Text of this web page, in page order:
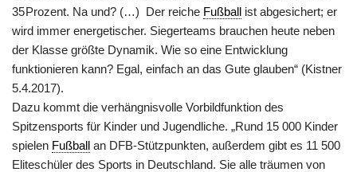
35 Prozent. Na und? (…) Der reiche Fußball ist abgesichert; er
wird immer energetischer. Siegerteams brauchen heute neben
der Klasse größte Dynamik. Wie so eine Entwicklung
funktionieren kann? Egal, einfach an das Gute glauben“ (Kistner
5.4.2017).
Dazu kommt die verhängnisvolle Vorbildfunktion des
Spitzensports für Kinder und Jugendliche. „Rund 15 000 Kinder
spielen Fußball an DFB-Stützpunkten, außerdem gibt es 11 500
Eliteschüler des Sports in Deutschland. Sie alle träumen von